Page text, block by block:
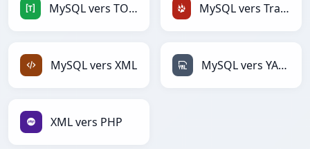
MySQL vers TOML MySQL vers TracWiki
MySQL vers XML MySQL vers YAML
XML vers PHP